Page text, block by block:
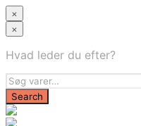
×
×
Hvad leder du efter?